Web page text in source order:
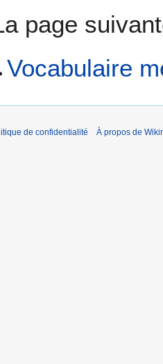
page
Vocabulaire
de confidentialité À propos de